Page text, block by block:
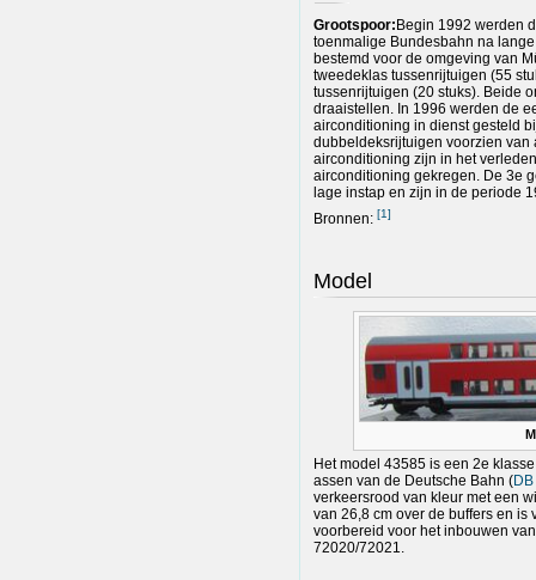
Grootspoor:Begin 1992 werden
toenmalige Bundesbahn na
bestemd voor de omgeving van
tweedeklas tussenrijtuigen (55
tussenrijtuigen (20 stuks). Beide
draaistellen. In 1996 werden de
airconditioning in dienst gesteld
dubbeldeksrijtuigen voorzien
airconditioning zijn in het
airconditioning gekregen. De 3e
lage instap en zijn in de periode
Bronnen: [1]
Model
Het model 43585 is een 2e
assen van de Deutsche Bahn (
verkeersrood van kleur met een
van 26,8 cm over de buffers en
voorbereid voor het inbouwen
72020/72021.